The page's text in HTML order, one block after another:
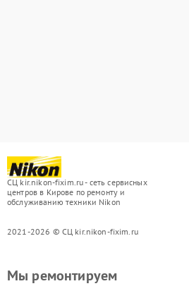
СЦ kir.nikon-fixim.ru - сеть сервисных
центров в Кирове по ремонту и
обслуживанию техники Nikon
2021-2026 © СЦ kir.nikon-fixim.ru
Мы ремонтируем